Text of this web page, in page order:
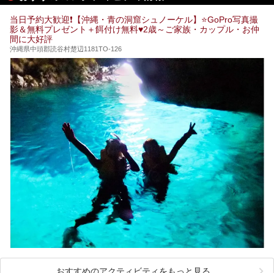
した中から、源泉かけ流しと泉質の良さにこだわって九州の
めぐりの参考にされてみて下さい！
当日予約大歓迎❗【沖縄・青の洞窟シュノーケル】⭐GoPro写真撮
影＆無料プレゼント＋餌付け無料♥️2歳～ご家族・カップル・お仲
間に大好評
沖縄県中頭郡読谷村楚辺1181TO-126
おすすめのアクティビティをもっと見る